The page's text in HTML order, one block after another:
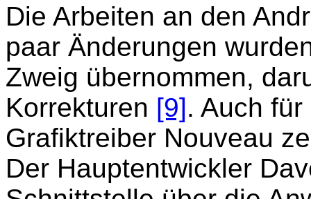
Die Arbeiten an den
paar Änderungen
Zweig übernommen,
Korrekturen [9]. Auch
Grafiktreiber Nouveau
Der Hauptentwickler